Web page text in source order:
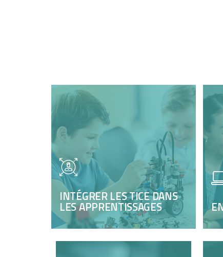
INTÉGRER LES TICE DANS
LES APPRENTISSAGES
APPRENTISSAGES DES